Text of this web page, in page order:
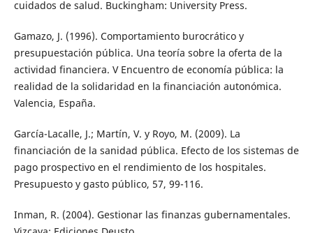
cuidados de salud. Buckingham: University Press.
Gamazo, J. (1996). Comportamiento burocrático y
presupuestación pública. Una teoría sobre la oferta de la
actividad financiera. V Encuentro de economía pública: la
realidad de la solidaridad en la financiación autonómica.
Valencia, España.
García-Lacalle, J.; Martín, V. y Royo, M. (2009). La
financiación de la sanidad pública. Efecto de los sistemas de
pago prospectivo en el rendimiento de los hospitales.
Presupuesto y gasto público, 57, 99-116.
Inman, R. (2004). Gestionar las finanzas gubernamentales.